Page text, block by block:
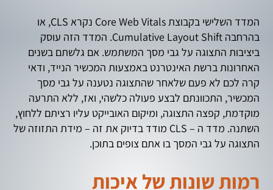
המדד השלישי בקבוצת Core Web Vitals נקרא CLS, או
בהרחבה Cumulative Layout Shift. המדד הזה עוסק
ביציבות התצוגה על גבי מסך המשתמש. אם גלשתם בשנים
האחרונות ברשת האינטרנט באמצעות המכשיר הנייד, ודאי
קרה לכם לא פעם שלאחר שהתצוגה נטענה על גבי מסך
המכשיר, התכוונתם לבצע פעולה כלשהי, ואז, ללא התרעה
מוקדמת, קפצה התצוגה, ומיקום האובייקט עליו רציתם ללחוץ,
השתנה. מדד ה – CLS מודד בדיוק את זה – מידת התזוזה של
התצוגה על גבי המסך בו אתם צופים בתוכן.
רמות שונות של איכות